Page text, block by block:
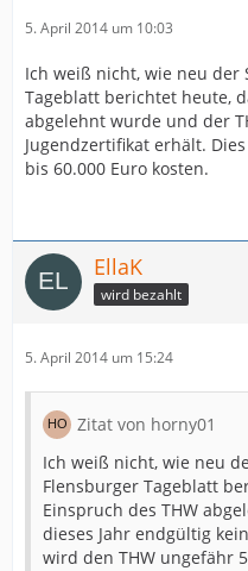
5. April 2014 um 10:03
Ich weiß nicht, wie neu der
Tageblatt berichtet heute,
abgelehnt wurde und der
Jugendzertifikat erhält.
bis 60.000 Euro kosten.
EllaK
wird bezahlt
5. April 2014 um 15:24
Zitat von horny01
Ich weiß nicht, wie neu
Flensburger Tageblatt
Einspruch des THW
dieses Jahr endgültig
wird den THW ungefähr